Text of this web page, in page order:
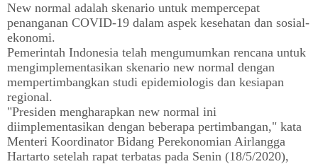
New normal adalah skenario untuk mempercepat
penanganan COVID-19 dalam aspek kesehatan dan sosial-
ekonomi.
Pemerintah Indonesia telah mengumumkan rencana untuk
mengimplementasikan skenario new normal dengan
mempertimbangkan studi epidemiologis dan kesiapan
regional.
"Presiden mengharapkan new normal ini
diimplementasikan dengan beberapa pertimbangan," kata
Menteri Koordinator Bidang Perekonomian Airlangga
Hartarto setelah rapat terbatas pada Senin (18/5/2020),